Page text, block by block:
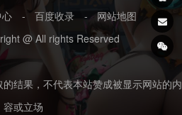
- 百度收录 -
网站地图
@ All rights Reserved
结果，不代表本站赞成被显示网站的内
容或立场